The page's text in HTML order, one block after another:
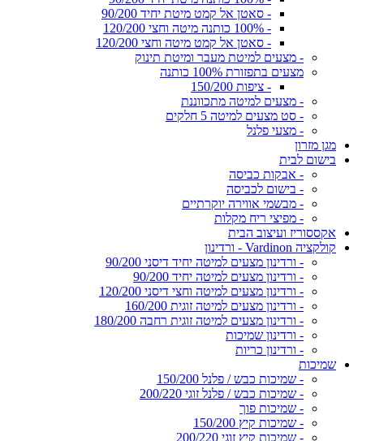
- סאטן אל קמט מיטת יחיד 90/200
- 100% כותנה מיטה וחצי 120/200
- סאטן אל קמט מיטה וחצי 120/200
- מצעים למיטת מעבר ומיטת תינוק
מצעים בתפזורת 100% כותנה
- ציפות 150/200
- מצעים למיטה מתכווננת
- סט מצעים למיטה 5 חלקים
- מצעי פלנל
מגן מזרון
בישום לבית
- אבקות כביסה
- בישום לכביסה
- מבשמי אווירה יוקרתיים
- מפיצי ריח מקלות
אקססוריז ועיצוב הבית
קולקציה Vardinon - ורדינון
- ורדינון מצעים למיטה יחיד דיסני 90/200
- ורדינון מצעים למיטה יחיד 90/200
- ורדינון מצעים למיטה וחצי דיסני 120/200
- ורדינון מצעים למיטה זוגית 160/200
- ורדינון מצעים למיטה זוגית רחבה 180/200
- ורדינון שמיכות
- ורדינון כריות
שמיכות
- שמיכות כבש / פלנל 150/200
- שמיכות כבש / פלנל זוגי 200/220
- שמיכות פוך
- שמיכות קיץ 150/200
- שמיכות קיץ זוגי 200/220